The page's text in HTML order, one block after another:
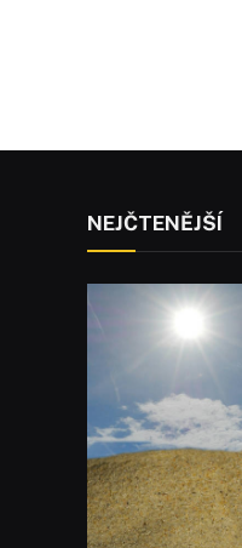
NEJČTENĚJŠÍ